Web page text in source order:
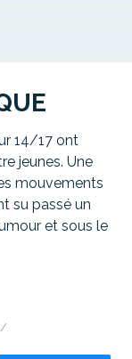
14/17 ont
jeunes. Une
mouvements
su passé un
et sous le